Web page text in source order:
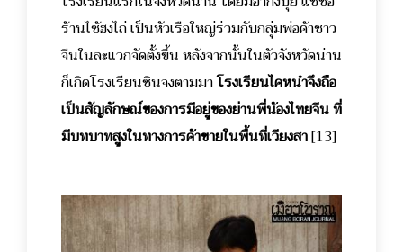
ร้านไซ้ฮงไถ่ เป็นหัวเรือใหญ่ร่วมกับกลุ่มพ่อค้าชาว
จีนในละแวกจัดตั้งขึ้น หลังจากนั้นในตัวจังหวัดน่าน
ก็เกิดโรงเรียนซินจงตามมาโรงเรียนไคหนำจึงถือ
เป็นสัญลักษณ์ของการมีอยู่ของย่านพี่น้องไทยจีน ที่
มีบทบาทสูงในทางการค้าขายในพื้นที่เวียงสา[13]